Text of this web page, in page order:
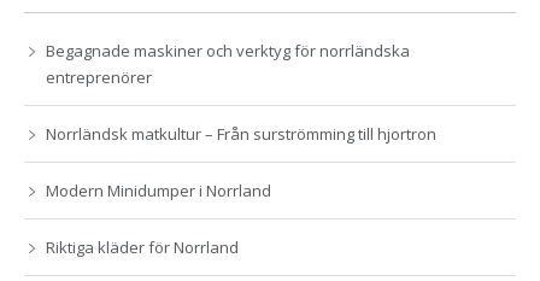
Begagnade maskiner och verktyg för norrländska
entreprenörer
Norrländsk matkultur – Från surströmming till hjortron
Modern Minidumper i Norrland
Riktiga kläder för Norrland